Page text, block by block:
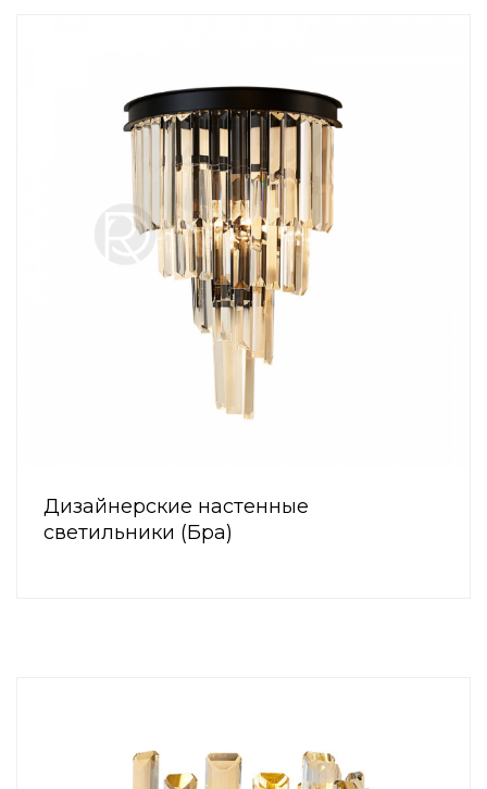
Дизайнерские настенные
светильники (Бра)